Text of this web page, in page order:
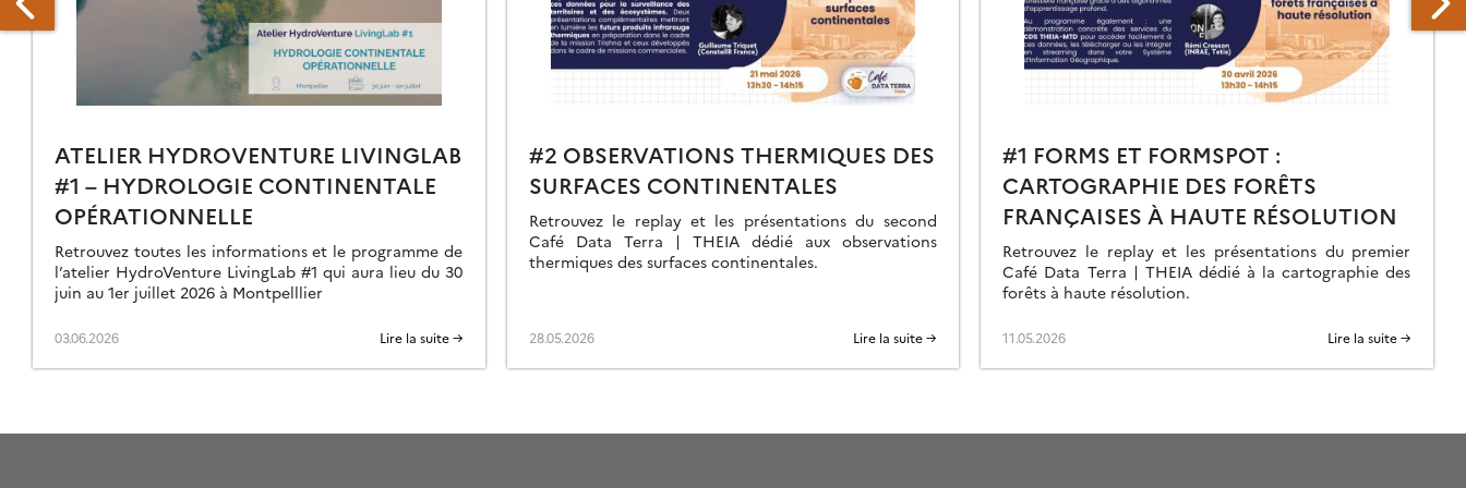
ATELIER HYDROVENTURE LIVINGLAB
#1 – HYDROLOGIE CONTINENTALE
OPÉRATIONNELLE
Retrouvez toutes les informations et le programme de
l’atelier HydroVenture LivingLab #1 qui aura lieu du 30
juin au 1er juillet 2026 à Montpelllier
03.06.2026 Lire la suite →
#2 OBSERVATIONS THERMIQUES DES
SURFACES CONTINENTALES
Retrouvez le replay et les présentations du second
Café Data Terra | THEIA dédié aux observations
thermiques des surfaces continentales.
28.05.2026 Lire la suite →
#1 FORMS ET FORMSPOT :
CARTOGRAPHIE DES FORÊTS
FRANÇAISES À HAUTE RÉSOLUTION
Retrouvez le replay et les présentations du premier
Café Data Terra | THEIA dédié à la cartographie des
forêts à haute résolution.
11.05.2026 Lire la suite →